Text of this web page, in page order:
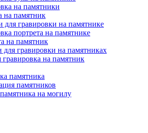
на памятники
на памятник
для гравировки на памятнике
портрета на памятнике
на памятник
для гравировки на памятниках
гравировка на памятник
памятника
памятников
на могилу